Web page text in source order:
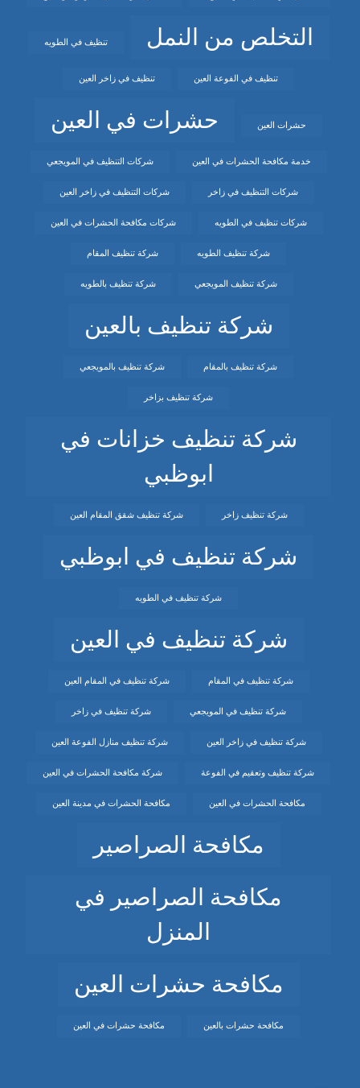
التخلص من النمل تنظيف في الطويه
تنظيف في الفوعة العين تنظيف في زاخر العين
حشرات العين حشرات في العين
خدمة مكافحة الحشرات في العين شركات التنظيف في المويجعي
شركات التنظيف في زاخر شركات التنظيف في زاخر العين
شركات تنظيف في الطويه شركات مكافحة الحشرات في العين
شركة تنظيف الطويه شركة تنظيف المقام
شركة تنظيف المويجعي شركة تنظيف بالطويه
شركة تنظيف بالعين
شركة تنظيف بالمقام شركة تنظيف بالمويجعي
شركة تنظيف بزاخر
شركة تنظيف خزانات في
ابوظبي
شركة تنظيف زاخر شركة تنظيف شقق المقام العين
شركة تنظيف في ابوظبي
شركة تنظيف في الطويه
شركة تنظيف في العين
شركة تنظيف في المقام شركة تنظيف في المقام العين
شركة تنظيف في المويجعي شركة تنظيف في زاخر
شركة تنظيف في زاخر العين شركة تنظيف منازل الفوعة العين
شركة تنظيف وتعقيم في الفوعة شركة مكافحة الحشرات في العين
مكافحة الحشرات في العين مكافحة الحشرات في مدينة العين
مكافحة الصراصير
مكافحة الصراصير في
المنزل
مكافحة حشرات العين
مكافحة حشرات بالعين مكافحة حشرات في العين